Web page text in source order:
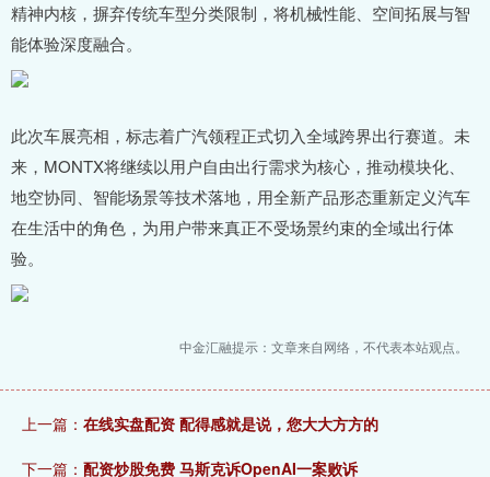
精神内核，摒弃传统车型分类限制，将机械性能、空间拓展与智
能体验深度融合。
此次车展亮相，标志着广汽领程正式切入全域跨界出行赛道。未
来，MONTX将继续以用户自由出行需求为核心，推动模块化、
地空协同、智能场景等技术落地，用全新产品形态重新定义汽车
在生活中的角色，为用户带来真正不受场景约束的全域出行体
验。
中金汇融提示：文章来自网络，不代表本站观点。
上一篇： 在线实盘配资 配得感就是说，您大大方方的
下一篇： 配资炒股免费 马斯克诉OpenAI一案败诉